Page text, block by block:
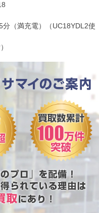
（満充電）（UC18YDL2使